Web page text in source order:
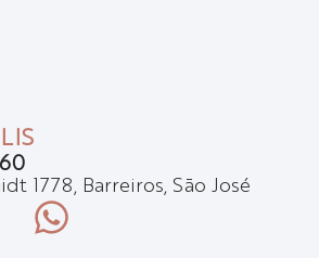
1778, Barreiros, São José